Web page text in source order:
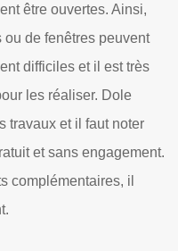
être ouvertes. Ainsi,
de fenêtres peuvent
difficiles et il est très
les réaliser. Dole
travaux et il faut noter
et sans engagement.
complémentaires, il